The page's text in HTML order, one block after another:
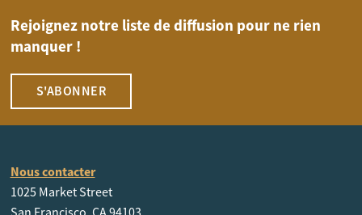
Rejoignez notre liste de diffusion pour ne rien
manquer !
S'ABONNER
Nous contacter
1025 Market Street